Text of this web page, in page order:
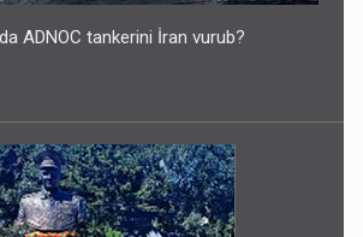
ADNOC tankerini İran vurub?